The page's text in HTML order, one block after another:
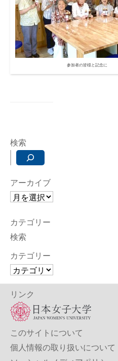
参加者の皆様と記念に
検索
アーカイブ
カテゴリー
検索
カテゴリー
リンク
このサイトについて
個人情報の取り扱いについて